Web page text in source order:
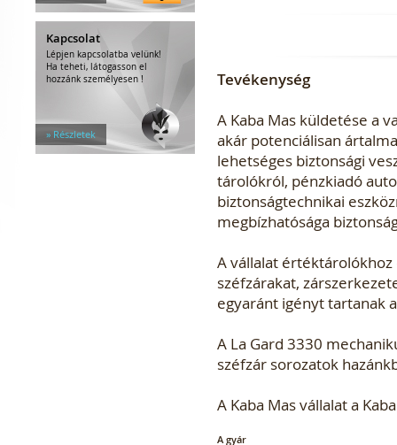
Kapcsolat
Lépjen kapcsolatba velünk!
Ha teheti, látogasson el
hozzánk személyesen !
» Részletek
Tevékenység
A Kaba Mas küldetése a
akár potenciálisan
lehetséges biztonsági
tárolókról, pénzkiadó
biztonságtechnikai
megbízhatósága
A vállalat
széfzárakat,
egyaránt igényt tartanak
A La Gard 3330
széfzár sorozatok
A Kaba Mas vállalat a
A gyár